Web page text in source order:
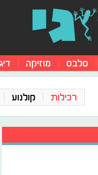
סלבס מוזיקה
רכילות קולנוע